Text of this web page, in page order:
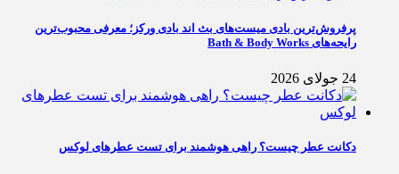
پرفروش‌ترین بادی میست‌های بث اند بادی ورکز؛ معرفی محبوب‌ترین
رایحه‌های Bath & Body Works
24 جولای 2026
دکانت عطر چیست؟ راهی هوشمند برای تست عطرهای لوکس